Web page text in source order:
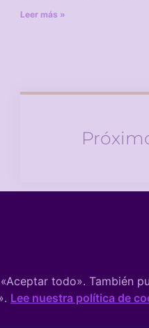
Leer más »
There is no
todo». También
Lee nuestra política de